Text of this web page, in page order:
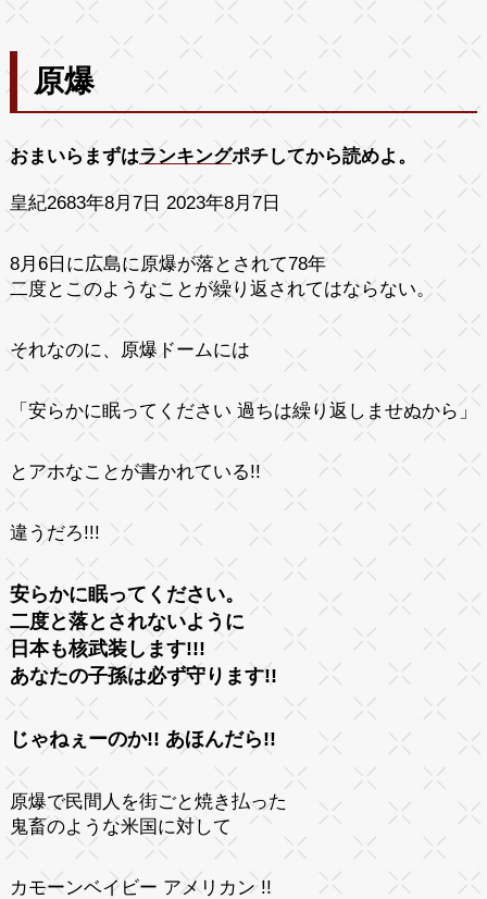
原爆
おまいらまずはランキングポチしてから読めよ。
皇紀2683年8月7日 2023年8月7日
8月6日に広島に原爆が落とされて78年
二度とこのようなことが繰り返されてはならない。
それなのに、原爆ドームには
「安らかに眠ってください 過ちは繰り返しませぬから」
とアホなことが書かれている!!
違うだろ!!!
安らかに眠ってください。
二度と落とされないように
日本も核武装します!!!
あなたの子孫は必ず守ります!!
じゃねぇーのか!! あほんだら!!
原爆で民間人を街ごと焼き払った
鬼畜のような米国に対して
カモーンベイビー アメリカン !!